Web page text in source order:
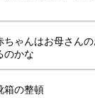
ゃんはお母さんの
のかな
の整頓